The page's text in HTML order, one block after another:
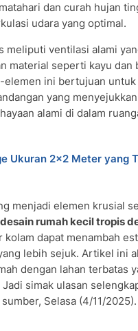
Rimbun
Vertikal
Nuansa Putih
rumah tropis dengan
sirkulasi udara di
yang cocok untuk taman
membangun rumah
dibuat di lahan sempit?
dan curah hujan
udara yang optimal.
meliputi ventilasi alami
material seperti kayu dan
elemen ini bertujuan
yang
alami di dalam
Ukuran 2x2 Meter yang
menjadi elemen krusial
desain rumah kecil tropis
dapat menambah
lebih sejuk. Artikel ini
dengan lahan terbatas
simak ulasan
Selasa (4/11/2025).